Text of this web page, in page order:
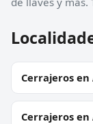
Cerrajeros en
Cerrajeros en